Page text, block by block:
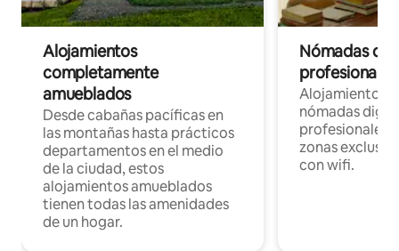
Alojamientos
completamente
amueblados
Desde cabañas pacíficas en
las montañas hasta prácticos
departamentos en el medio
de la ciudad, estos
alojamientos amueblados
tienen todas las amenidades
de un hogar.
Nómadas
Alojamientos
nómadas
profesionales
zonas
con wifi.